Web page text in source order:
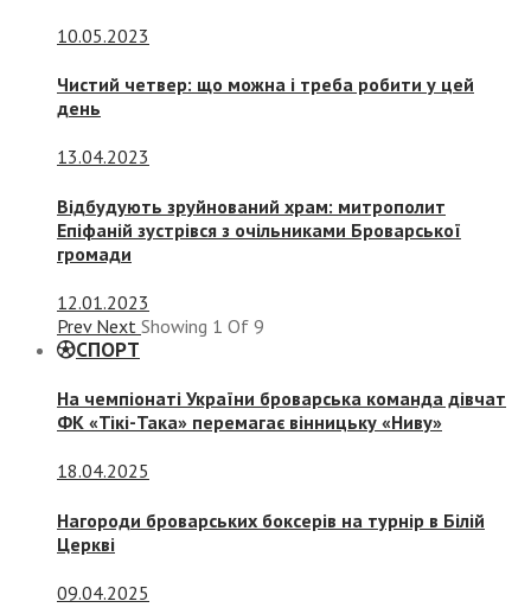
10.05.2023
Чистий четвер: що можна і треба робити у цей
день
13.04.2023
Відбудують зруйнований храм: митрополит
Епіфаній зустрівся з очільниками Броварської
громади
12.01.2023
Prev Next Showing 1 Of 9
СПОРТ
На чемпіонаті України броварська команда дівчат
ФК «Тікі-Така» перемагає вінницьку «Ниву»
18.04.2025
Нагороди броварських боксерів на турнір в Білій
Церкві
09.04.2025